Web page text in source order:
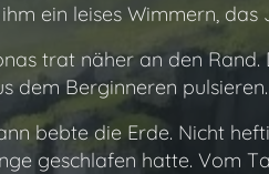
ein leises Wimmern,
trat näher an den Rand.
dem Berginneren pulsieren.
bebte die Erde. Nicht
geschlafen hatte. Vom